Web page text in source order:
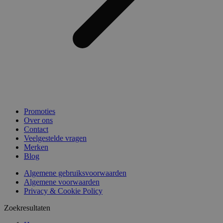
Promoties
Over ons
Contact
Veelgestelde vragen
Merken
Blog
Algemene gebruiksvoorwaarden
Algemene voorwaarden
Privacy & Cookie Policy
Zoekresultaten